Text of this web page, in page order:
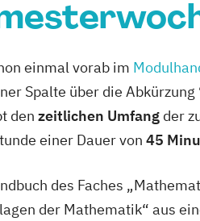
einmal vorab im
Spalte über die Abkürzung
den zeitlichen Umfang der
einer Dauer von 45
des Faches
der Mathematik“ aus